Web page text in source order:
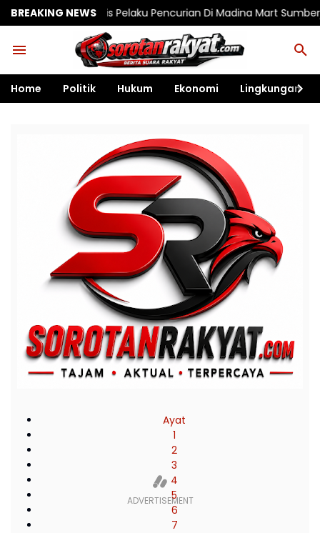
BREAKING NEWS
Pelaku Pencurian Di Madina Mart Sumberjo, Sejumlah Barang
Home Politik Hukum Ekonomi Lingkungan
Ayat
1
2
3
4
5
6
7